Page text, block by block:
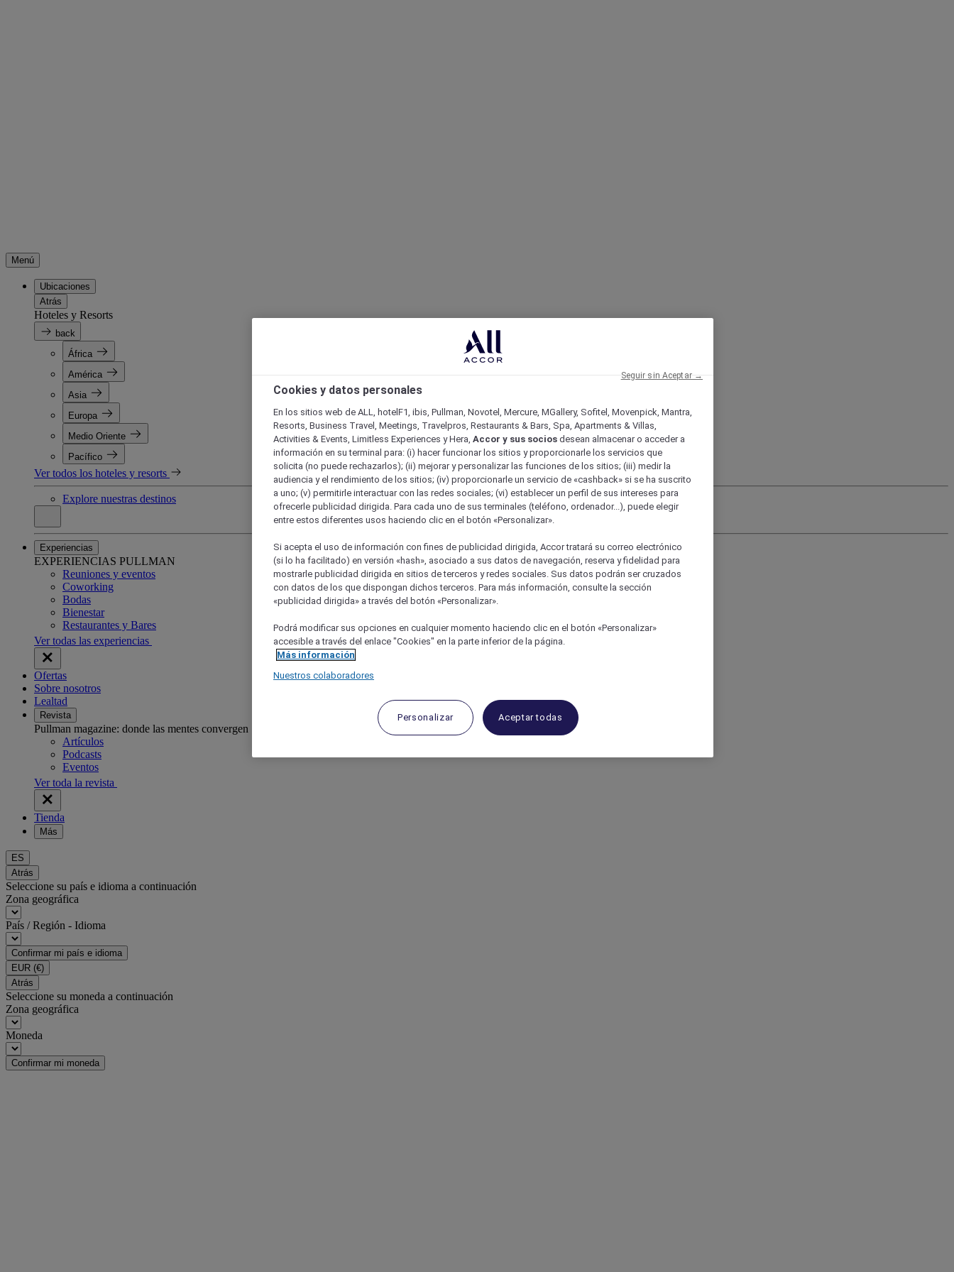
Menú
Ubicaciones
Atrás
Hoteles y Resorts
back
África
América
Asia
Europa
Medio Oriente
Pacífico
Ver todos los hoteles y resorts
Explore nuestras destinos
Experiencias
EXPERIENCIAS PULLMAN
Reuniones y eventos
Coworking
Bodas
Bienestar
Restaurantes y Bares
Ver todas las experiencias
Ofertas
Sobre nosotros
Lealtad
Revista
Pullman magazine: donde las mentes convergen
Artículos
Podcasts
Eventos
Ver toda la revista
Tienda
Más
ES
Atrás
Seleccione su país e idioma a continuación
Zona geográfica
País / Región - Idioma
Confirmar mi país e idioma
EUR (€)
Atrás
Seleccione su moneda a continuación
Zona geográfica
Moneda
Confirmar mi moneda
Cookies y datos personales
En los sitios web de ALL, hotelF1, ibis, Pullman, Novotel, Mercure, MGallery, Sofitel, Movenpick, Mantra,
Resorts, Business Travel, Meetings, Travelpros, Restaurants & Bars, Spa, Apartments & Villas,
Activities & Events, Limitless Experiences y Hera, Accor y sus socios desean almacenar o acceder a
información en su terminal para: (i) hacer funcionar los sitios y proporcionarle los servicios que
solicita (no puede rechazarlos); (ii) mejorar y personalizar las funciones de los sitios; (iii) medir la
audiencia y el rendimiento de los sitios; (iv) proporcionarle un servicio de «cashback» si se ha suscrito
a uno; (v) permitirle interactuar con las redes sociales; (vi) establecer un perfil de sus intereses para
ofrecerle publicidad dirigida. Para cada uno de sus terminales (teléfono, ordenador...), puede elegir
entre estos diferentes usos haciendo clic en el botón «Personalizar».
Si acepta el uso de información con fines de publicidad dirigida, Accor tratará su correo electrónico
(si lo ha facilitado) en versión «hash», asociado a sus datos de navegación, reserva y fidelidad para
mostrarle publicidad dirigida en sitios de terceros y redes sociales. Sus datos podrán ser cruzados
con datos de los que dispongan dichos terceros. Para más información, consulte la sección
«publicidad dirigida» a través del botón «Personalizar».
Podrá modificar sus opciones en cualquier momento haciendo clic en el botón «Personalizar»
accesible a través del enlace "Cookies" en la parte inferior de la página.
Más información
Nuestros colaboradores
Personalizar Aceptar todas
Seguir sin Aceptar →